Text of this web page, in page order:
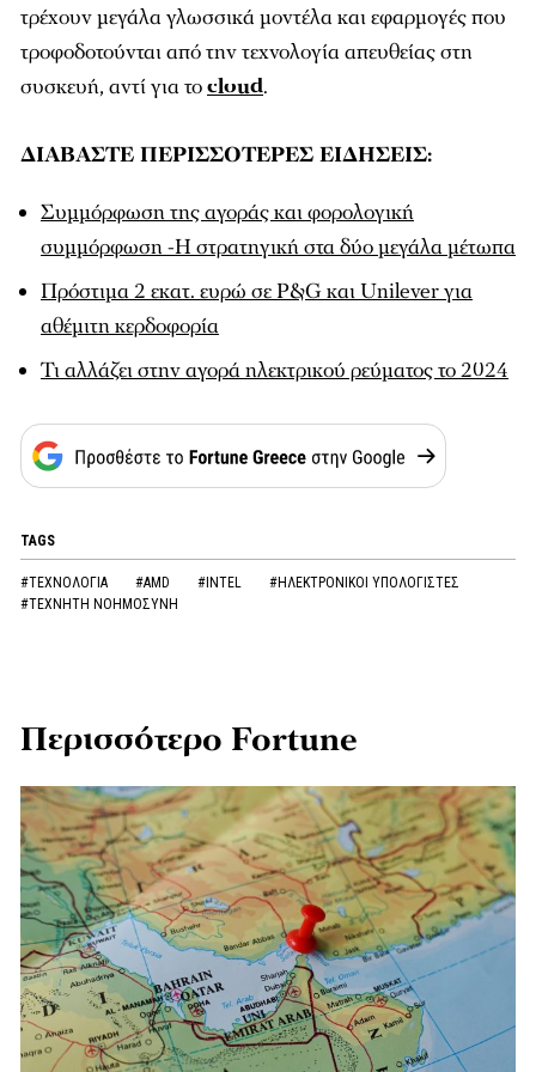
τρέχουν μεγάλα γλωσσικά μοντέλα και εφαρμογές που
τροφοδοτούνται από την τεχνολογία απευθείας στη
συσκευή, αντί για τοcloud.
ΔΙΑΒΑΣΤΕ ΠΕΡΙΣΣΟΤΕΡΕΣ ΕΙΔΗΣΕΙΣ:
Συμμόρφωση της αγοράς και φορολογική
συμμόρφωση -Η στρατηγική στα δύο μεγάλα μέτωπα
Πρόστιμα 2 εκατ. ευρώ σε P&G και Unilever για
αθέμιτη κερδοφορία
Τι αλλάζει στην αγορά ηλεκτρικού ρεύματος το 2024
TAGS
#ΤΕΧΝΟΛΟΓΙΑ #AMD #INTEL
#ΗΛΕΚΤΡΟΝΙΚΟΙ ΥΠΟΛΟΓΙΣΤΕΣ
#ΤΕΧΝΗΤΗ ΝΟΗΜΟΣΥΝΗ
Περισσότερο Fortune